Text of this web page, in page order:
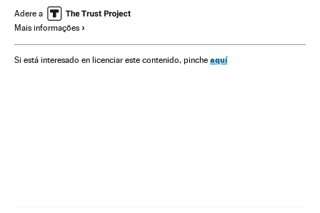
Assistência sanitária América
Previdência
Ciências naturais Ciência SUS Coronavirus Covid-19
Adere a
Mais informações
Si está interesado en licenciar este contenido, pinche aquí